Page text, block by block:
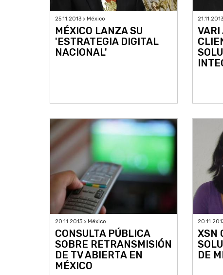
25.11.2013 > México
MÉXICO LANZA SU
'ESTRATEGIA DIGITAL
NACIONAL'
VARI
20.11.2013 > México
CONSULTA PÚBLICA
SOBRE RETRANSMISIÓN
DE TV ABIERTA EN
MÉXICO
XSN
DE